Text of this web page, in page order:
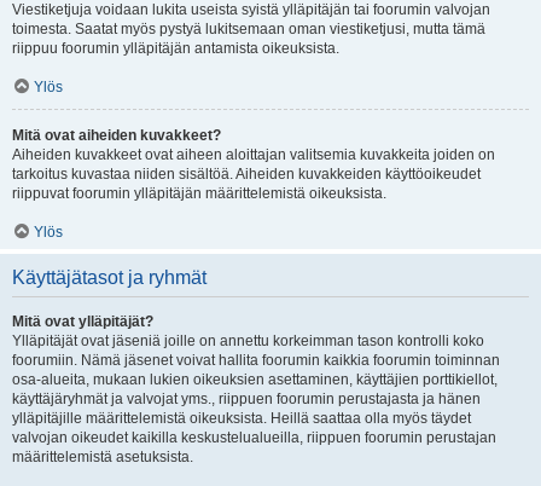
Viestiketjuja voidaan lukita useista syistä ylläpitäjän tai foorumin valvojan
toimesta. Saatat myös pystyä lukitsemaan oman viestiketjusi, mutta tämä
riippuu foorumin ylläpitäjän antamista oikeuksista.
Ylös
Mitä ovat aiheiden kuvakkeet?
Aiheiden kuvakkeet ovat aiheen aloittajan valitsemia kuvakkeita joiden on
tarkoitus kuvastaa niiden sisältöä. Aiheiden kuvakkeiden käyttöoikeudet
riippuvat foorumin ylläpitäjän määrittelemistä oikeuksista.
Ylös
Käyttäjätasot ja ryhmät
Mitä ovat ylläpitäjät?
Ylläpitäjät ovat jäseniä joille on annettu korkeimman tason kontrolli koko
foorumiin. Nämä jäsenet voivat hallita foorumin kaikkia foorumin toiminnan
osa-alueita, mukaan lukien oikeuksien asettaminen, käyttäjien porttikiellot,
käyttäjäryhmät ja valvojat yms., riippuen foorumin perustajasta ja hänen
ylläpitäjille määrittelemistä oikeuksista. Heillä saattaa olla myös täydet
valvojan oikeudet kaikilla keskustelualueilla, riippuen foorumin perustajan
määrittelemistä asetuksista.